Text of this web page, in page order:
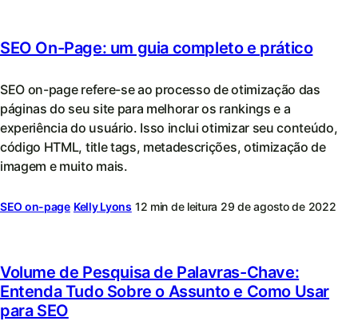
SEO On-Page: um guia completo e prático
SEO on-page refere-se ao processo de otimização das
páginas do seu site para melhorar os rankings e a
experiência do usuário. Isso inclui otimizar seu conteúdo,
código HTML, title tags, metadescrições, otimização de
imagem e muito mais.
SEO on-page Kelly Lyons 12 min de leitura 29 de agosto de 2022
Volume de Pesquisa de Palavras-Chave:
Entenda Tudo Sobre o Assunto e Como Usar
para SEO